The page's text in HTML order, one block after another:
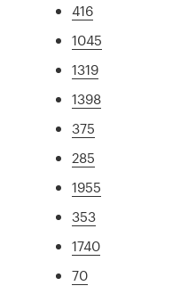
416
1045
1319
1398
375
285
1955
353
1740
70